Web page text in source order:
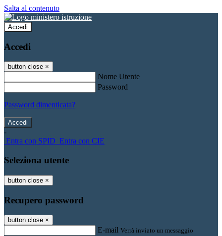
Salta al contenuto
Accedi
Accedi
button close ×
Nome Utente
Password
Password dimenticata?
-
Entra con SPID Entra con CIE
Seleziona utente
button close ×
Recupero password
button close ×
E-mail Verrà inviato un messaggio